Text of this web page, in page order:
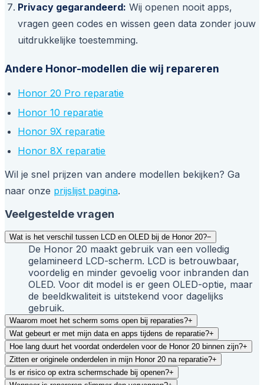
Privacy gegarandeerd: Wij openen nooit apps,
vragen geen codes en wissen geen data zonder jouw
uitdrukkelijke toestemming.
Andere Honor-modellen die wij repareren
Honor 20 Pro reparatie
Honor 10 reparatie
Honor 9X reparatie
Honor 8X reparatie
Wil je snel prijzen van andere modellen bekijken? Ga
naar onze prijslijst pagina.
Veelgestelde vragen
Wat is het verschil tussen LCD en OLED bij de Honor 20?−
De Honor 20 maakt gebruik van een volledig
gelamineerd LCD-scherm. LCD is betrouwbaar,
voordelig en minder gevoelig voor inbranden dan
OLED. Voor dit model is er geen OLED-optie, maar
de beeldkwaliteit is uitstekend voor dagelijks
gebruik.
Waarom moet het scherm soms open bij reparaties?+
Wat gebeurt er met mijn data en apps tijdens de reparatie?+
Hoe lang duurt het voordat onderdelen voor de Honor 20 binnen zijn?+
Zitten er originele onderdelen in mijn Honor 20 na reparatie?+
Is er risico op extra schermschade bij openen?+